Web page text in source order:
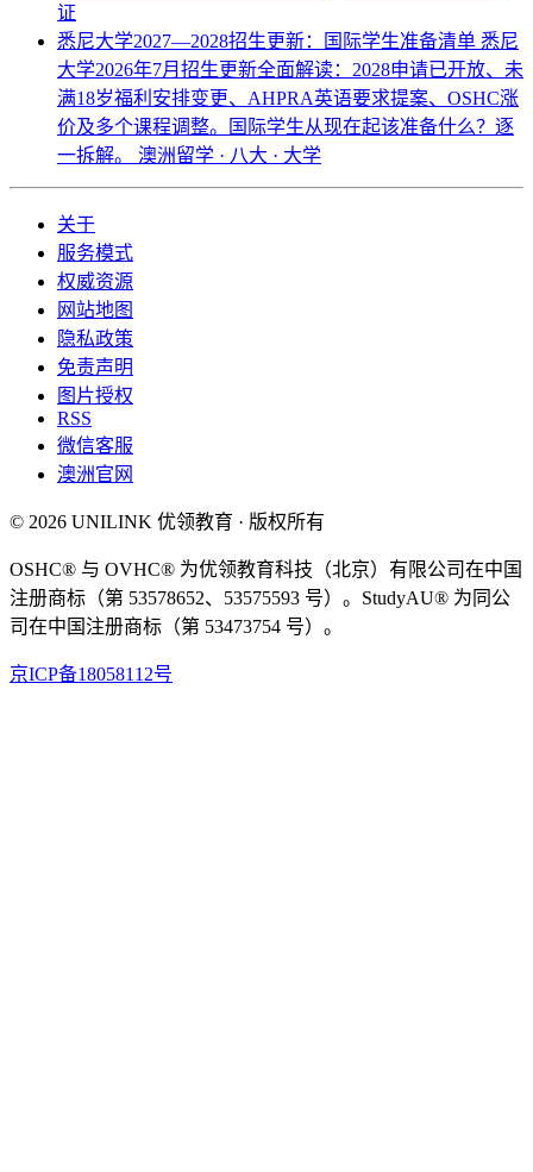
证
悉尼大学2027—2028招生更新：国际学生准备清单 悉尼
大学2026年7月招生更新全面解读：2028申请已开放、未
满18岁福利安排变更、AHPRA英语要求提案、OSHC涨
价及多个课程调整。国际学生从现在起该准备什么？逐
一拆解。 澳洲留学 · 八大 · 大学
关于
服务模式
权威资源
网站地图
隐私政策
免责声明
图片授权
RSS
微信客服
澳洲官网
© 2026 UNILINK 优领教育 · 版权所有
OSHC® 与 OVHC® 为优领教育科技（北京）有限公司在中国
注册商标（第 53578652、53575593 号）。StudyAU® 为同公
司在中国注册商标（第 53473754 号）。
京ICP备18058112号